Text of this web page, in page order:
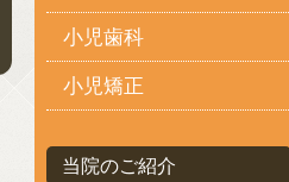
小児歯科
小児矯正
当院のご紹介